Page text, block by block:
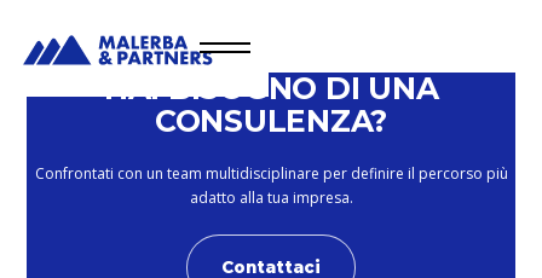
HAI BISOGNO DI UNA
CONSULENZA?
Confrontati con un team multidisciplinare per definire il percorso più
adatto alla tua impresa.
Contattaci